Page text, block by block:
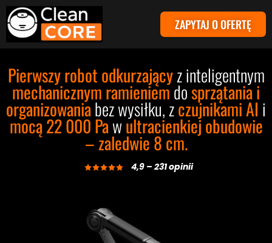
ZAPYTAJ O OFERTĘ
Pierwszy robot odkurzającyz inteligentnym
mechanicznym ramieniemdosprzątania i
organizowaniabez wysiłku, zczujnikami AI i
mocą 22 000 Pawultracienkiej obudowie
– zaledwie 8 cm.
4,9 – 231 opinii